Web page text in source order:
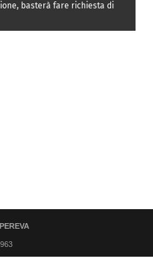
basterà fare richiesta di